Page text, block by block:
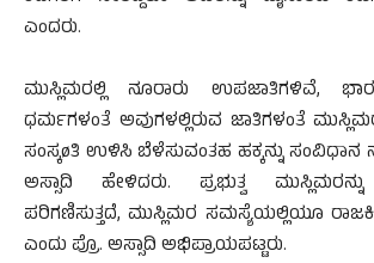
ಎಂದರು.
ಮುಸ್ಲಿಮರಲ್ಲಿ ನೂರಾರು ಉಪಜಾತಿಗಳಿವೆ,
ಧರ್ಮಗಳಂತೆ ಅವುಗಳಲ್ಲಿರುವ ಜಾತಿಗಳಂತೆ
ಸಂಸ್ಕøತಿ ಉಳಿಸಿ ಬೆಳೆಸುವಂತಹ ಹಕ್ಕನ್ನು
ಅಸ್ಸಾದಿ ಹೇಳಿದರು. ಪ್ರಭುತ್ವ
ಪರಿಗಣಿಸುತ್ತದೆ, ಮುಸ್ಲಿಮರ ಸಮಸ್ಯೆಯಲ್ಲಿಯೂ
ಎಂದು ಪ್ರೊ. ಅಸ್ಸಾದಿ ಅಭಿಪ್ರಾಯಪಟ್ಟರು.